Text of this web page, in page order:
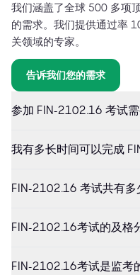
我们涵盖了全球 500 多项
的需求。我们提供通过率
关领域的专家。
告诉我们您的需求
参加 FIN-2102.16 考试
我有多长时间可以完成
FIN-2102.16 考试共有多
FIN-2102.16考试的及格
FIN-2102.16考试是监考